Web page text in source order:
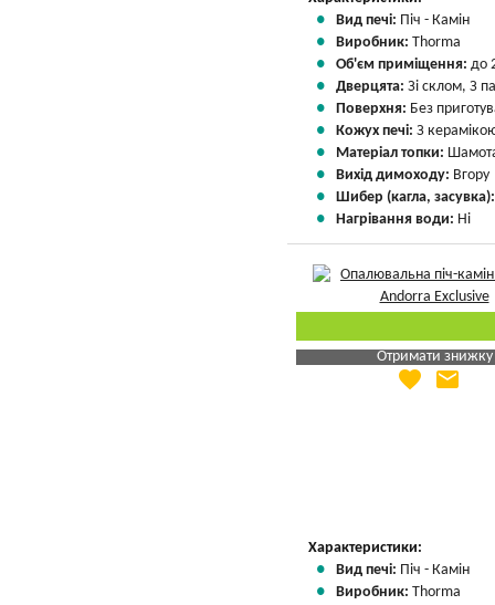
Вид печі: Піч - Камін
Виробник: Thorma
Об'єм приміщення: до
Дверцята: Зі склом, З
Поверхня: Без
Кожух печі: З
Матеріал топки:
Вихід димоходу: Вгору
Шибер (кагла,
Нагрівання води: Ні
Отримати знижку
Яка Ваша ціна
favorite email
Характеристики:
Вид печі: Піч - Камін
Виробник: Thorma